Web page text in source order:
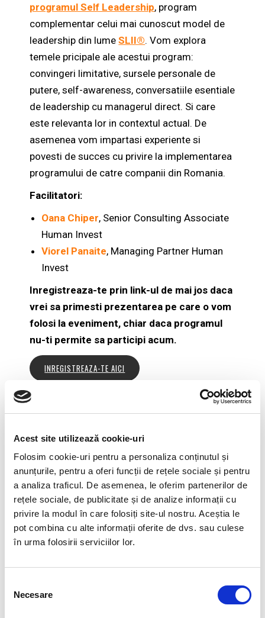
Acest site utilizează cookie-uri
Folosim cookie-uri pentru a personaliza conținutul și
anunțurile, pentru a oferi funcții de rețele sociale și pentru
a analiza traficul. De asemenea, le oferim partenerilor de
rețele sociale, de publicitate și de analize informații cu
privire la modul în care folosiți site-ul nostru. Aceștia le
pot combina cu alte informații oferite de dvs. sau culese
în urma folosirii serviciilor lor.
consimțământului
Necesare
programul Self Leadership, program
complementar celui mai cunoscut model de
leadership din lume SLII®.Vom explora
temele pricipale ale acestui program:
convingeri limitative, sursele personale de
putere, self-awareness, conversatiile esentiale
de leadership cu managerul direct. Si care
este relevanta lor in contextul actual. De
asemenea vom impartasi experiente si
povesti de succes cu privire la implementarea
programului de catre companii din Romania.
Facilitatori:
Oana Chiper, Senior Consulting Associate
Human Invest
Viorel Panaite, Managing Partner Human
Invest
Inregistreaza-te prin link-ul de mai jos daca
vrei sa primesti prezentarea pe care o vom
folosi la eveniment, chiar daca programul
nu-ti permite sa participi acum.
INREGISTREAZA-TE AICI
Details
Date:
17.03.2021
Time:
11:00 - 12:00
Event Categories:
Self Leadership,Virtual Briefing
Self-Leadership
Organizer